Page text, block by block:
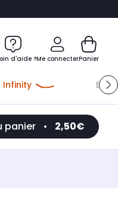
d'aide ?Me connecterPanier
Infinity
panier • 2,50€